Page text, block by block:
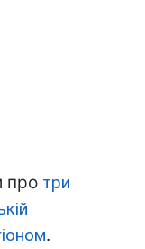
про три
.